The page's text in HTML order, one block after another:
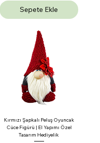
Sepete Ekle
Kırmızı Şapkalı Peluş Oyuncak
Cüce Figürü | El Yapımı Özel
Tasarım Hediyelik